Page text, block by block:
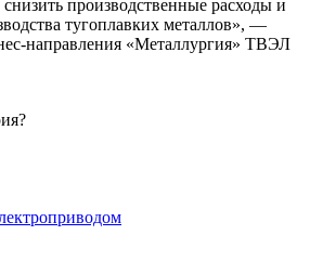
снизить производственные расходы и
тугоплавких металлов», —
направления «Металлургия» ТВЭЛ